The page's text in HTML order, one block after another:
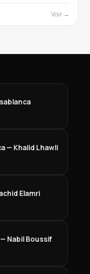
Voir →
— Khalid Lhawli
Elamri
Nabil Boussif